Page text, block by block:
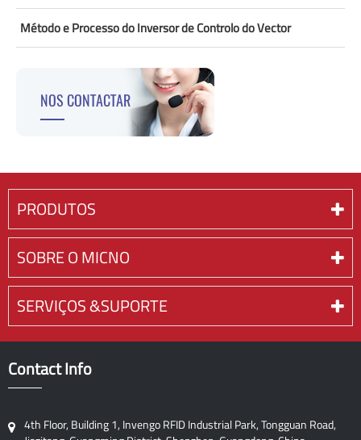
Método e Processo do Inversor de Controlo do Vector
NOS CONTACTAR
PRODUTOS
SOBRE O MICNO
SERVIÇOS &SUPORTE
Contact Info
4th Floor, Building 1, Invengo RFID Industrial Park, Tongguan Road,